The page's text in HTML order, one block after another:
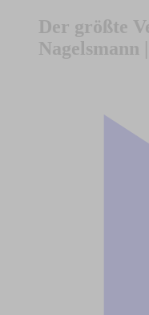
Der größte
Nagelsmann